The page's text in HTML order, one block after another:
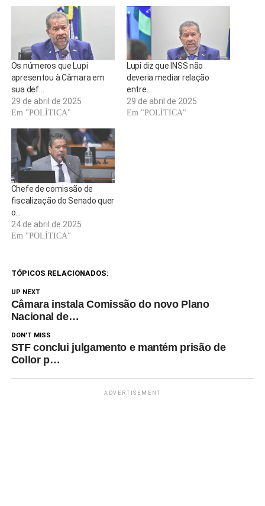
Os números que Lupi
apresentou à Câmara em
sua def…
29 de abril de 2025
Em "POLÍTICA"
Lupi diz que INSS não
deveria mediar relação
entre…
29 de abril de 2025
Em "POLÍTICA"
Chefe de comissão de
fiscalização do Senado quer
o…
24 de abril de 2025
Em "POLÍTICA"
TÓPICOS RELACIONADOS:
UP NEXT
Câmara instala Comissão do novo Plano
Nacional de…
DON'T MISS
STF conclui julgamento e mantém prisão de
Collor p…
ADVERTISEMENT